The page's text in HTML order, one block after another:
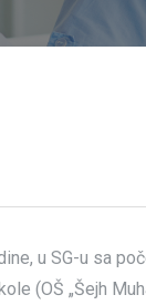
u SG-u sa
(OŠ „Šejh